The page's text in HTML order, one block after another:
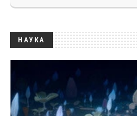
НАУКА